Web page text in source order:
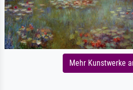
Mehr Kunstwerke